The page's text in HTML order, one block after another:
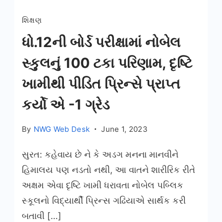
શિક્ષણ
ધો.12ની બોર્ડ પરીક્ષામાં નોબેલ
સ્કુલનું 100 ટકા પરિણામ, દૃષ્ટિ
ખામીથી પીડિત પ્રિન્સે પ્રાપ્ત
કર્યો એ -1 ગ્રેડ
By NWG Web Desk June 1, 2023
સુરત: કહેવાય છે ને કે અડગ મનના માનવીને
હિમાલય પણ નડતો નથી, આ વાતને શારીરિક રીતે
અક્ષમ એવા દૃષ્ટિ ખામી ધરાવતા નોબેલ પબ્લિક
સ્કૂલનો વિદ્યાર્થી પ્રિન્સ ગઢિયાએ સાર્થક કરી
બતાવી […]